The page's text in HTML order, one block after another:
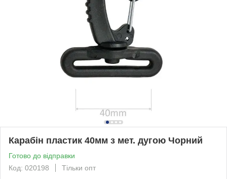
Карабін пластик 40мм з мет. дугою Чорний
Готово до відправки
Код: 020198
Тільки опт